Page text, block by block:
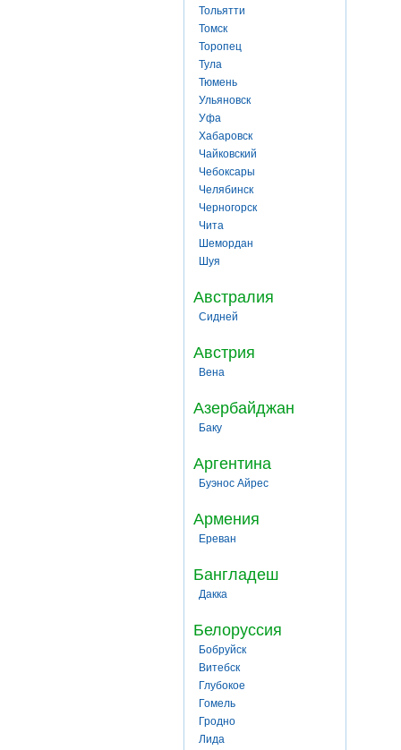
Тольятти
Томск
Торопец
Тула
Тюмень
Ульяновск
Уфа
Хабаровск
Чайковский
Чебоксары
Челябинск
Черногорск
Чита
Шемордан
Шуя
Австралия
Сидней
Австрия
Вена
Азербайджан
Баку
Аргентина
Буэнос Айрес
Армения
Ереван
Бангладеш
Дакка
Белоруссия
Бобруйск
Витебск
Глубокое
Гомель
Гродно
Лида